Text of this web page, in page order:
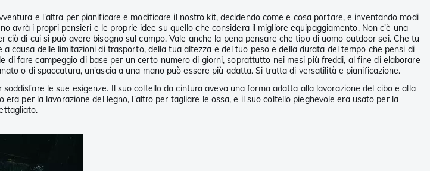
e l'altra per pianificare e modificare il nostro kit, decidendo come e cosa portare, e inventando modi
i propri pensieri e le proprie idee su quello che considera il migliore equipaggiamento. Non c'è una
di cui si può avere bisogno sul campo. Vale anche la pena pensare che tipo di uomo outdoor sei. Che tu
causa delle limitazioni di trasporto, della tua altezza e del tuo peso e della durata del tempo che pensi di
fare campeggio di base per un certo numero di giorni, soprattutto nei mesi più freddi, al fine di elaborare
o di spaccatura, un'ascia a una mano può essere più adatta. Si tratta di versatilità e pianificazione.
le sue esigenze. Il suo coltello da cintura aveva una forma adatta alla lavorazione del cibo e alla
per la lavorazione del legno, l'altro per tagliare le ossa, e il suo coltello pieghevole era usato per la